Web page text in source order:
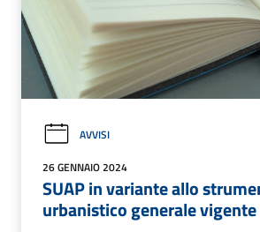
AVVISI
26 GENNAIO 2024
SUAP in variante allo
urbanistico generale vigente